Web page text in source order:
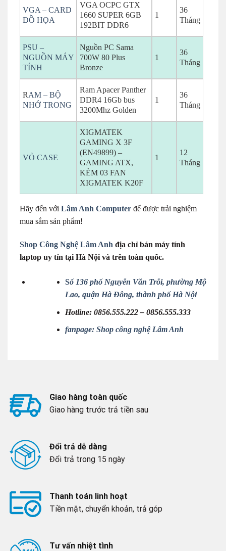
VGA – CARD
ĐỒ HỌA
VGA OCPC GTX
1660 SUPER 6GB
192BIT DDR6
1
36
Tháng
PSU –
NGUỒN MÁY
TÍNH
Nguồn PC Sama
700W 80 Plus
Bronze
1
36
Tháng
RAM – BỘ
NHỚ TRONG
Ram Apacer Panther
DDR4 16Gb bus
3200Mhz Golden
1
36
Tháng
VỎ CASE
XIGMATEK
GAMING X 3F
(EN49899) –
GAMING ATX,
KÈM 03 FAN
XIGMATEK K20F
1
12
Tháng
Hãy đến với Lâm Anh Computer để được trải nghiệm
mua sắm sản phẩm!
Shop Công Nghệ Lâm Anh địa chỉ bán máy tính
laptop uy tín tại Hà Nội và trên toàn quốc.
Số 136 phố Nguyễn Văn Trỗi, phường Mộ
Lao, quận Hà Đông, thành phố Hà Nội
Hotline: 0856.555.222 – 0856.555.333
fanpage: Shop công nghệ Lâm Anh
Giao hàng toàn quốc
Giao hàng trước trả tiền sau
Đổi trả dễ dàng
Đổi trả trong 15 ngày
Thanh toán linh hoạt
Tiền mặt, chuyển khoản, trả góp
Tư vấn nhiệt tình